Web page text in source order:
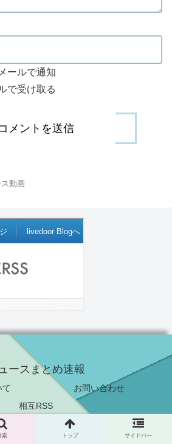
ールで通知
で受け取る
動画
ースまとめ速報
お問い合わせ
相互RSS
ニュースまとめ速報.
索 トップ サイドバー